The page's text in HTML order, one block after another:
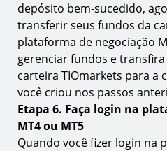
depósito bem-sucedido,
transferir seus fundos da
plataforma de negociação
gerenciar fundos e
carteira TIOmarkets para a
você criou nos passos
Etapa 6. Faça login na
MT4 ou MT5
Quando você fizer login na